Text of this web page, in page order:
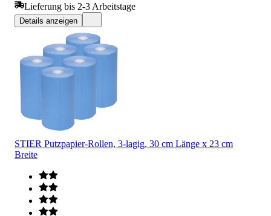
Lieferung bis 2-3 Arbeitstage
Details anzeigen
STIER Putzpapier-Rollen, 3-lagig, 30 cm Länge x 23 cm
Breite